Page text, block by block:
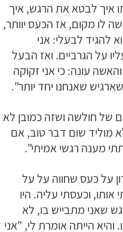
איך לבטא את הרגש, איך
לו מקום, אז הכעס יוותר,
להגיד לבעלי: אני
על הגרביים. ואז הבעל
עונה: כי אני זקוקה
שאנחנו יחד יותר".
של חולשה ושזה כמובן לא
מוליד שום דבר טוב, אם
מענה רגשי אמיתי".
על כעס שחווה על על
וכעסתי עליה. היו
שאני מתבייש בו, לא
הייתה אומרת לי, "אני